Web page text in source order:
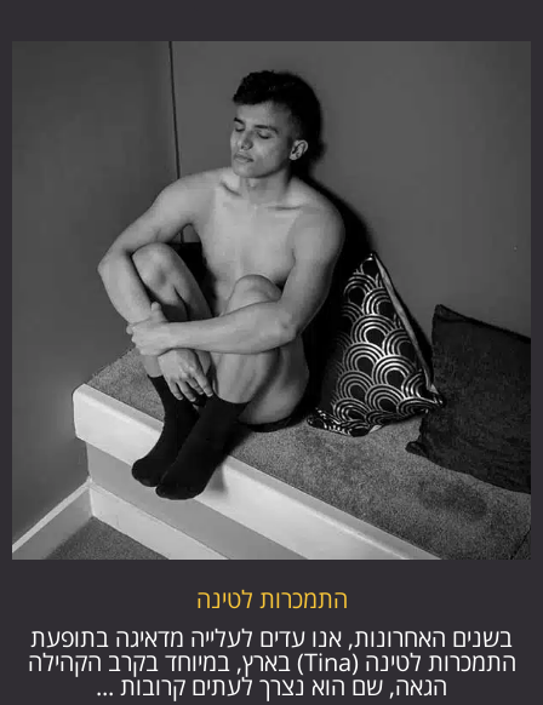
התמכרות לטינה
בשנים האחרונות, אנו עדים לעלייה מדאיגה בתופעת
התמכרות לטינה (Tina) בארץ, במיוחד בקרב הקהילה
הגאה, שם הוא נצרך לעתים קרובות ...